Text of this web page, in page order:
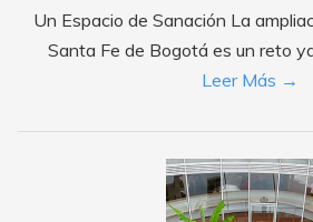
Un Espacio de Sanación La
Santa Fe de Bogotá es un reto
Leer Más →